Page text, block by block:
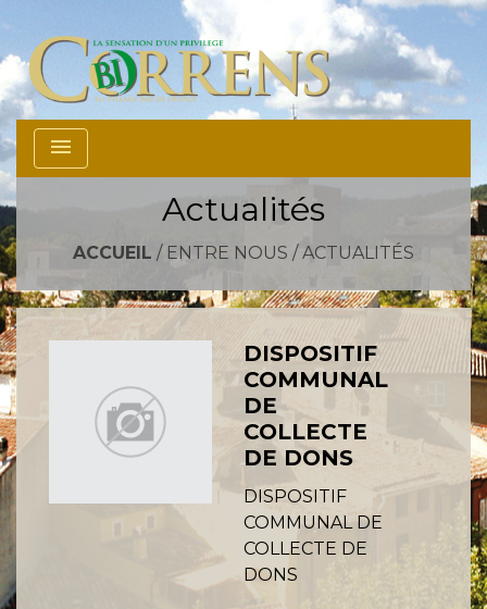
menu
Actualités
ACCUEIL / ENTRE NOUS /ACTUALITÉS
DISPOSITIF
COMMUNAL
DE
COLLECTE
DE DONS
DISPOSITIF
COMMUNAL DE
COLLECTE DE
DONS